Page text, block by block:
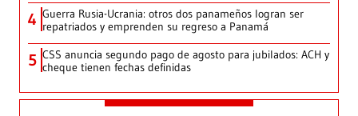
4 Guerra Rusia-Ucrania: otros dos panameños logran ser
repatriados y emprenden su regreso a Panamá
5 CSS anuncia segundo pago de agosto para jubilados: ACH y
cheque tienen fechas definidas